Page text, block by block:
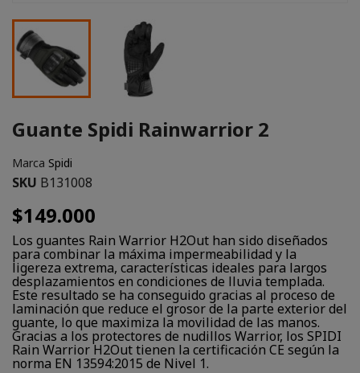
Guante Spidi Rainwarrior 2
Marca Spidi
SKU B131008
$149.000
Los guantes Rain Warrior H2Out han sido diseñados
para combinar la máxima impermeabilidad y la
ligereza extrema, características ideales para largos
desplazamientos en condiciones de lluvia templada.
Este resultado se ha conseguido gracias al proceso de
laminación que reduce el grosor de la parte exterior del
guante, lo que maximiza la movilidad de las manos.
Gracias a los protectores de nudillos Warrior, los SPIDI
Rain Warrior H2Out tienen la certificación CE según la
norma EN 13594:2015 de Nivel 1.